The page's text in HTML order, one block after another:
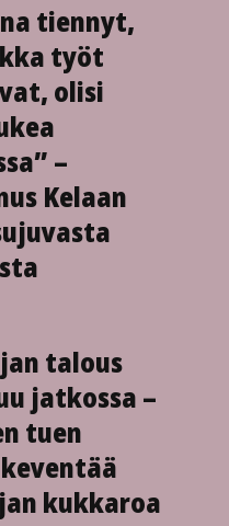
tiennyt,
työt
olisi
–
Kelaan
talous
jatkossa –
tuen
kukkaroa